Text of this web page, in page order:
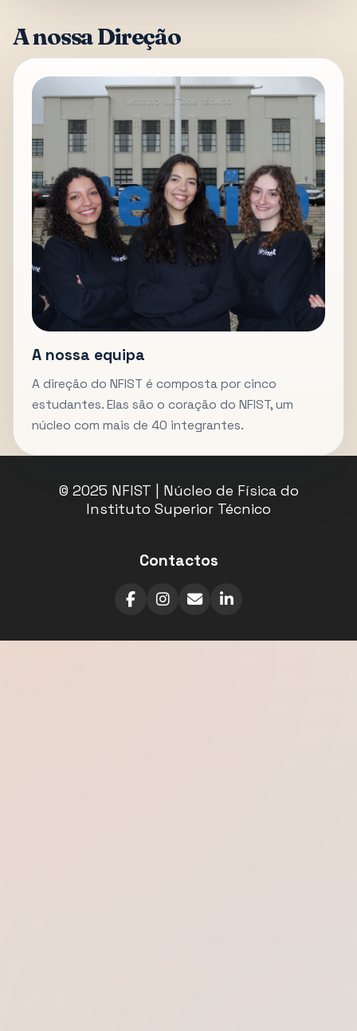
A nossa Direção
A nossa equipa
A direção do NFIST é composta por cinco
estudantes. Elas são o coração do NFIST, um
núcleo com mais de 40 integrantes.
© 2025 NFIST | Núcleo de Física do
Instituto Superior Técnico
Contactos